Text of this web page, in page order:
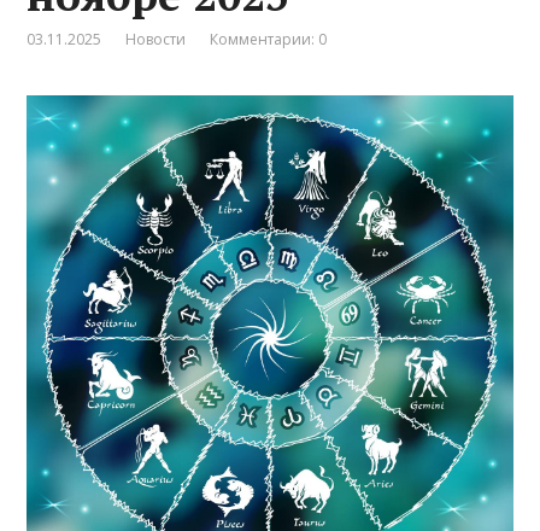
03.11.2025 Новости Комментарии: 0